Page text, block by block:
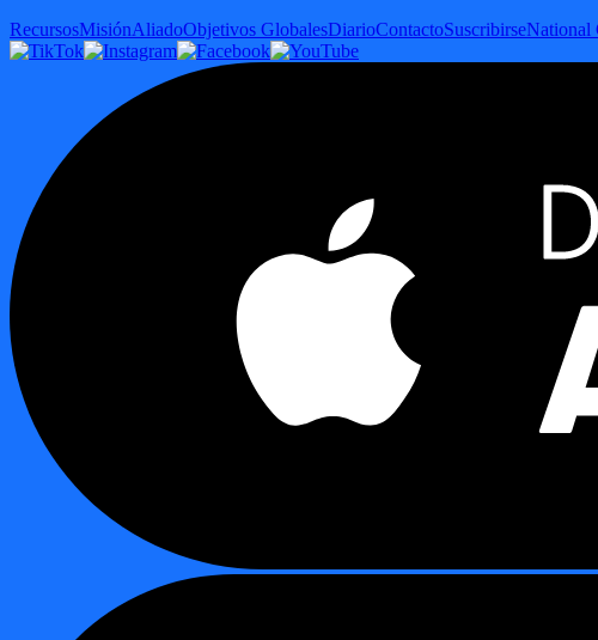
RecursosMisiónAliadoObjetivos GlobalesDiarioContactoSuscribirseNational